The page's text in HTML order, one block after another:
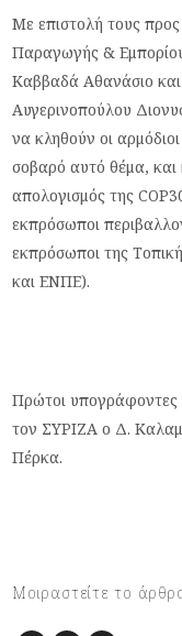
Με επιστολή τους
Παραγωγής &
Καββαδά Αθανάσιο
Αυγερινοπούλου
να κληθούν οι
σοβαρό αυτό θέμα, και
απολογισμός της
εκπρόσωποι
εκπρόσωποι της
και ΕΝΠΕ).
Πρώτοι
τον ΣΥΡΙΖΑ ο Δ.
Πέρκα.
Μοιραστείτε το